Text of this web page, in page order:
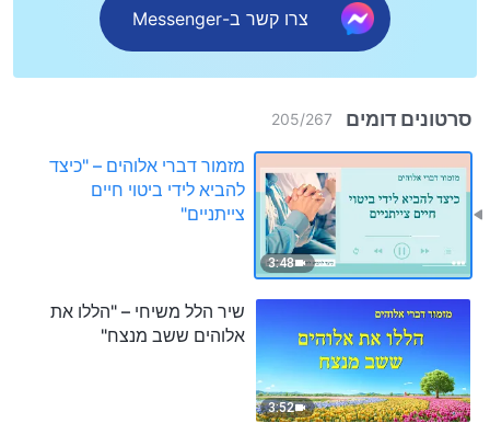
צרו קשר ב-Messenger
סרטונים דומים 205/267
3:48
מזמור דברי אלוהים – "כיצד
להביא לידי ביטוי חיים
צייתניים"
3:52
שיר הלל משיחי – "הללו את
אלוהים ששב מנצח"